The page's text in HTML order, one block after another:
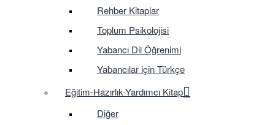
Rehber Kitaplar
Toplum Psikolojisi
Yabancı Dil Öğrenimi
Yabancılar için Türkçe
Eğitim-Hazırlık-Yardımcı Kitap
Diğer